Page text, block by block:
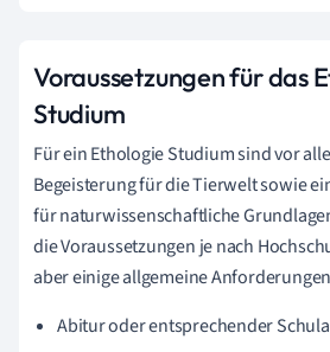
Voraussetzungen für das
Studium
Für ein Ethologie Studium sind vor
Begeisterung für die Tierwelt sowie
für naturwissenschaftliche
die Voraussetzungen je nach
aber einige allgemeine
Abitur oder entsprechender